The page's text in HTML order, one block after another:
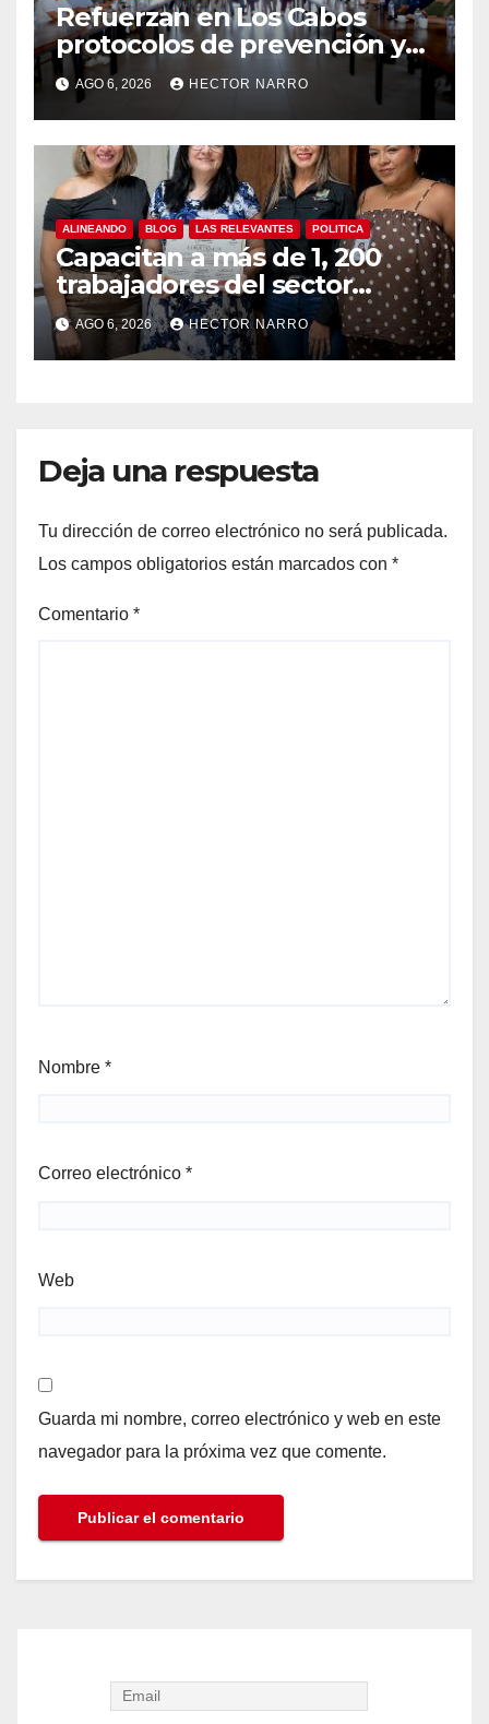
Refuerzan en Los Cabos
protocolos de prevención y
rescate en playas ante oleaje
y temporada de ciclones
AGO 6, 2026 HECTOR NARRO
ALINEANDO BLOG LAS RELEVANTES POLITICA
Capacitan a más de 1, 200
trabajadores del sector
hotelero en derechos
humanos y respeto laboral
en Los Cabos
AGO 6, 2026 HECTOR NARRO
Deja una respuesta
Tu dirección de correo electrónico no será publicada.
Los campos obligatorios están marcados con *
Comentario *
Nombre *
Correo electrónico *
Web
Guarda mi nombre, correo electrónico y web en este
navegador para la próxima vez que comente.